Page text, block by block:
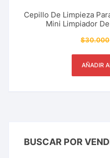
Cepillo De Limpieza
Mini Limpiador
Y
$30.000
AÑADIR
BUSCAR POR